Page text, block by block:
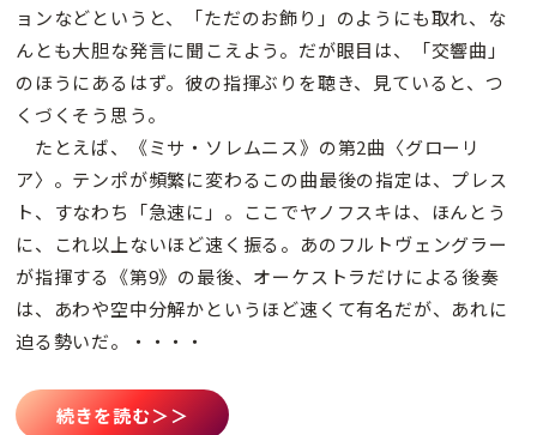
ョンなどというと、「ただのお飾り」のようにも取れ、な
んとも大胆な発言に聞こえよう。だが眼目は、「交響曲」
のほうにあるはず。彼の指揮ぶりを聴き、見ていると、つ
くづくそう思う。
たとえば、《ミサ・ソレムニス》の第2曲〈グローリ
ア〉。テンポが頻繁に変わるこの曲最後の指定は、プレス
ト、すなわち「急速に」。ここでヤノフスキは、ほんとう
に、これ以上ないほど速く振る。あのフルトヴェングラー
が指揮する《第9》の最後、オーケストラだけによる後奏
は、あわや空中分解かというほど速くて有名だが、あれに
迫る勢いだ。・・・・
続きを読む＞＞